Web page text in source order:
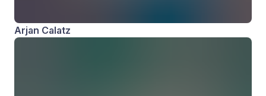
Arjan Calatz